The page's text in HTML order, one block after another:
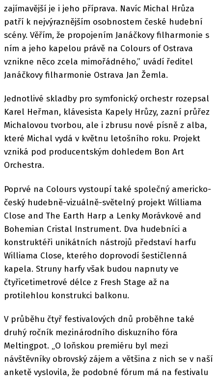
zajímavější je i jeho příprava. Navíc Michal Hrůza
patří k nejvýraznějším osobnostem české hudební
scény. Věřím, že propojením Janáčkovy filharmonie s
ním a jeho kapelou právě na Colours of Ostrava
vznikne něco zcela mimořádného,” uvádí ředitel
Janáčkovy filharmonie Ostrava Jan Žemla.
Jednotlivé skladby pro symfonický orchestr rozepsal
Karel Heřman, klávesista Kapely Hrůzy, zazní průřez
Michalovou tvorbou, ale i zbrusu nové písně z alba,
které Michal vydá v květnu letošního roku. Projekt
vzniká pod producentským dohledem Bon Art
Orchestra.
Poprvé na Colours vystoupí také společný americko-
český hudebně-vizuálně-světelný projekt Williama
Close and The Earth Harp a Lenky Morávkové and
Bohemian Cristal Instrument. Dva hudebníci a
konstruktéři unikátních nástrojů představí harfu
Williama Close, kterého doprovodí šestičlenná
kapela. Struny harfy však budou napnuty ve
čtyřicetimetrové délce z Fresh Stage až na
protilehlou konstrukci balkonu.
V průběhu čtyř festivalových dnů proběhne také
druhý ročník mezinárodního diskuzního fóra
Meltingpot. „O loňskou premiéru byl mezi
návštěvníky obrovský zájem a většina z nich se v naší
anketě vyslovila, že podobné fórum má na festivalu